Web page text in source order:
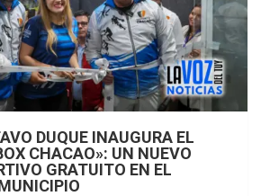
DUQUE INAUGURA EL
CHACAO»: UN NUEVO
GRATUITO EN EL